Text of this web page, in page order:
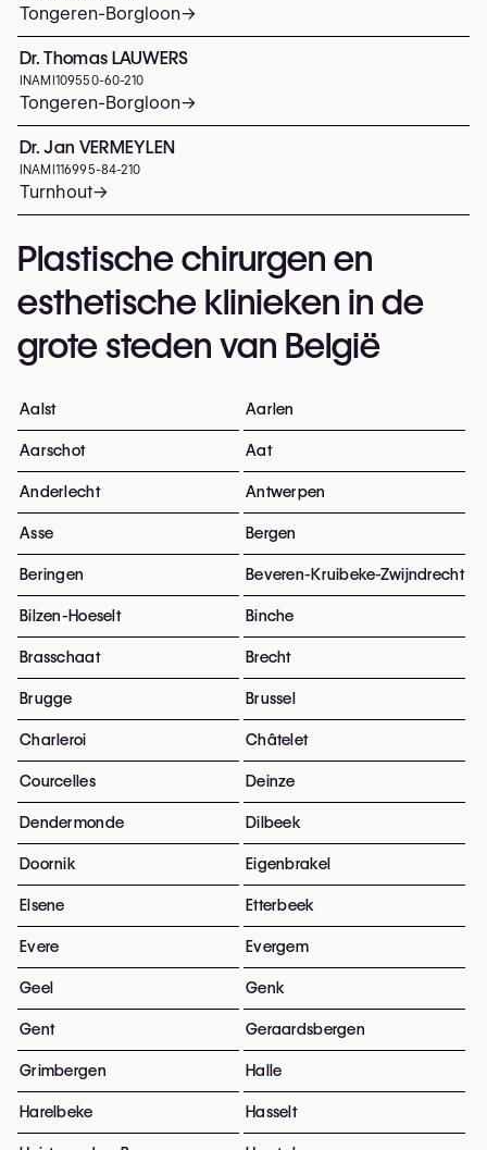
Tongeren-Borgloon→
Dr. Thomas LAUWERS
INAMI 109550-60-210
Tongeren-Borgloon→
Dr. Jan VERMEYLEN
INAMI 116995-84-210
Turnhout→
Plastische chirurgen en
esthetische klinieken in de
grote steden van België
Aalst Aarlen
Aarschot Aat
Anderlecht Antwerpen
Asse Bergen
Beringen Beveren-Kruibeke-Zwijndrecht
Bilzen-Hoeselt Binche
Brasschaat Brecht
Brugge Brussel
Charleroi Châtelet
Courcelles Deinze
Dendermonde Dilbeek
Doornik Eigenbrakel
Elsene Etterbeek
Evere Evergem
Geel Genk
Gent Geraardsbergen
Grimbergen Halle
Harelbeke Hasselt